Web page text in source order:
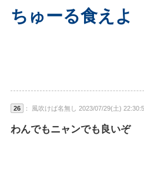
ちゅーる食えよ
26 ： 風吹けば名無し 2023/07/29(土)
わんでもニャンでも良いぞ